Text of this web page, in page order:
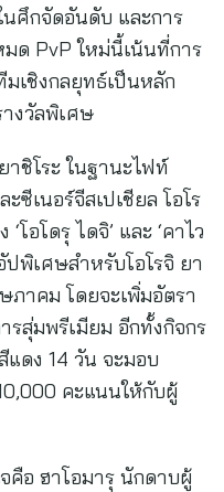
ศึกจัดอันดับ และการ
ด PvP ใหม่นี้เน้นที่การ
เชิงกลยุทธ์เป็นหลัก
งวัลพิเศษ
าชิโระ ในฐานะไฟท์
ซีเนอร์จีสเปเชียล โอโร
โอโดรุ ไดจิ’ และ ‘คาไว
ปพิเศษสำหรับโอโรจิ ยา
ภาคม โดยจะเพิ่มอัตรา
รสุ่มพรีเมียม อีกทั้งกิจกร
ดง 14 วัน จะมอบ
คะแนนให้กับผู้
คือ ฮาโอมารุ นักดาบผู้